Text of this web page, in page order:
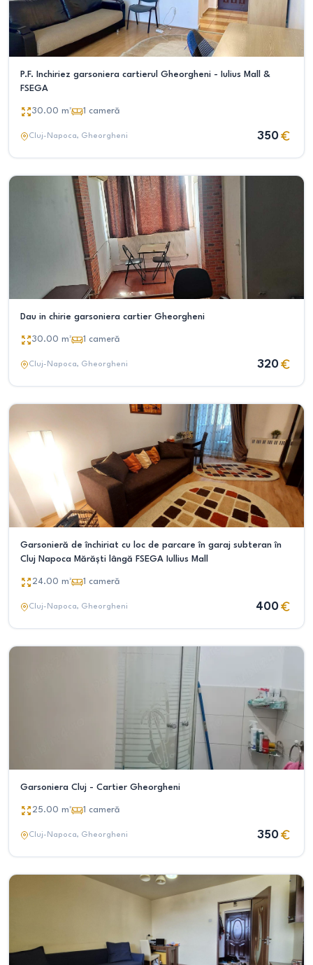
P.F. Inchiriez garsoniera cartierul Gheorgheni - Iulius Mall &
FSEGA
30.00 m² 1 cameră
Cluj-Napoca, Gheorgheni 350
Dau in chirie garsoniera cartier Gheorgheni
30.00 m² 1 cameră
Cluj-Napoca, Gheorgheni 320
Garsonieră de închiriat cu loc de parcare în garaj subteran în
Cluj Napoca Mărăști lângă FSEGA Iullius Mall
24.00 m² 1 cameră
Cluj-Napoca, Gheorgheni 400
Garsoniera Cluj - Cartier Gheorgheni
25.00 m² 1 cameră
Cluj-Napoca, Gheorgheni 350